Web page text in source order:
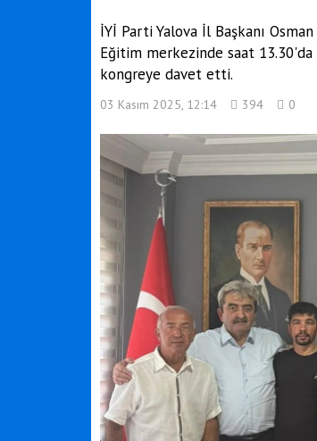
İYİ Parti Yalova İl Başkanı
Eğitim merkezinde saat 13.30'da
kongreye davet etti.
03 Kasım 2025, 12:14 394 0